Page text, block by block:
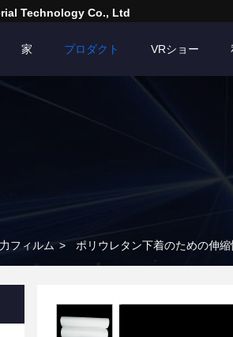
Technology Co., Ltd
家 プロダクト VRショー
フィルム > ポリウレタン下着のための伸